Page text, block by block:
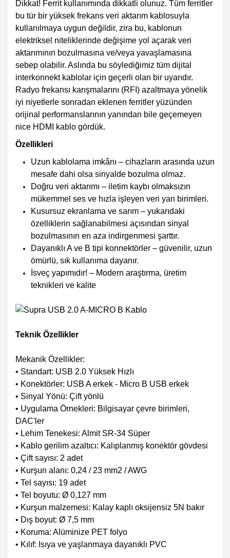
Dikkat! Ferrit kullanımında dikkatli olunuz. Tüm ferritler
bu tür bir yüksek frekans veri aktarım kablosuyla
kullanılmaya uygun değildir, zira bu, kablonun
elektriksel niteliklerinde değişime yol açarak veri
aktarımının bozulmasına ve/veya yavaşlamasına
sebep olabilir. Aslında bu söylediğimiz tüm dijital
interkonnekt kablolar için geçerli olan bir uyarıdır.
Radyo frekansı karışmalarını (RFI) azaltmaya yönelik
iyi niyetlerle sonradan eklenen ferritler yüzünden
orijinal performanslarının yanından bile geçemeyen
nice HDMI kablo gördük.
Özellikleri
Uzun kablolama imkânı – cihazların arasında uzun
mesafe dahi olsa sinyalde bozulma olmaz.
Doğru veri aktarımı – iletim kaybı olmaksızın
mükemmel ses ve hızla işleyen veri yan birimleri.
Kusursuz ekranlama ve sarım – yukarıdaki
özelliklerin sağlanabilmesi açısından sinyal
bozulmasının en aza indirgenmesi şarttır.
Dayanıklı A ve B tipi konnektörler – güvenilir, uzun
ömürlü, sık kullanıma dayanır.
İsveç yapımıdır! – Modern araştırma, üretim
teknikleri ve kalite
Teknik Özellikler
Mekanik Özellikler:
• Standart: USB 2.0 Yüksek Hızlı
• Konektörler: USB A erkek - Micro B USB erkek
• Sinyal Yönü: Çift yönlü
• Uygulama Örnekleri: Bilgisayar çevre birimleri,
DAC'ler
• Lehim Tenekesi: Almit SR-34 Süper
• Kablo gerilim azaltıcı: Kalıplanmış konektör gövdesi
• Çift sayısı: 2 adet
• Kurşun alanı: 0,24 / 23 mm2 / AWG
• Tel sayısı: 19 adet
• Tel boyutu: Ø 0,127 mm
• Kurşun malzemesi: Kalay kaplı oksijensiz 5N bakır
• Dış boyut: Ø 7,5 mm
• Koruma: Alüminize PET folyo
• Kılıf: Isıya ve yaşlanmaya dayanıklı PVC